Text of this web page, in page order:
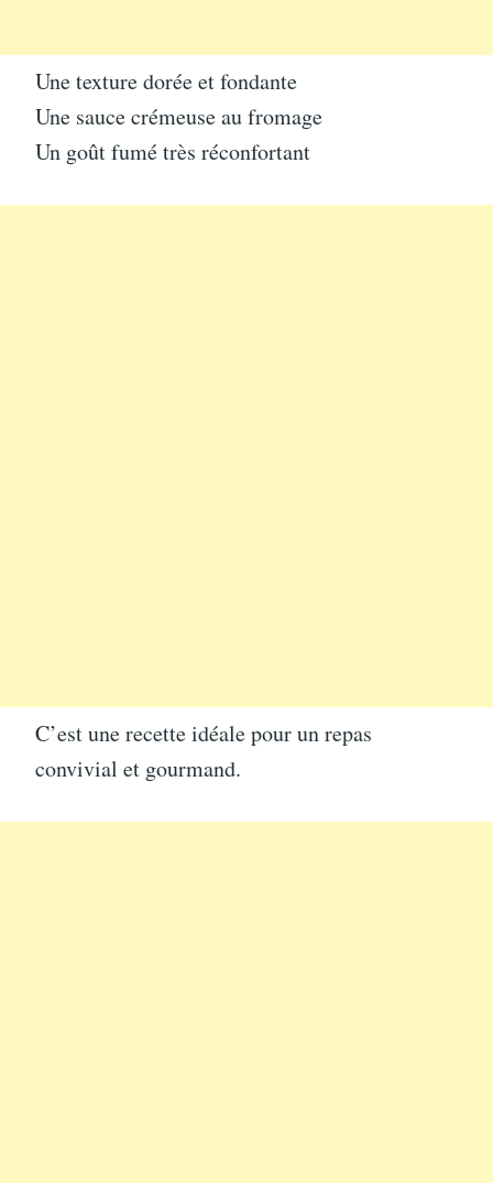
Une texture dorée et fondante
Une sauce crémeuse au fromage
Un goût fumé très réconfortant
C’est une recette idéale pour un repas
convivial et gourmand.